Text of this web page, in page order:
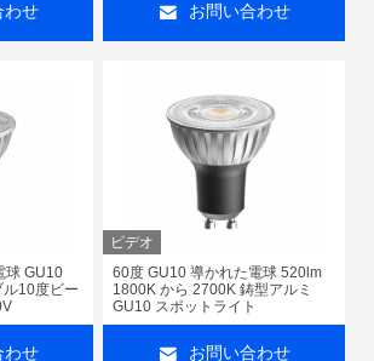
わせ お問い合わせ
球 GU10
10度ビー
わせ
ビデオ
60度 GU10 導かれた電球 520lm
1800K から 2700K 鋳型アルミ
GU10 スポットライト
お問い合わせ